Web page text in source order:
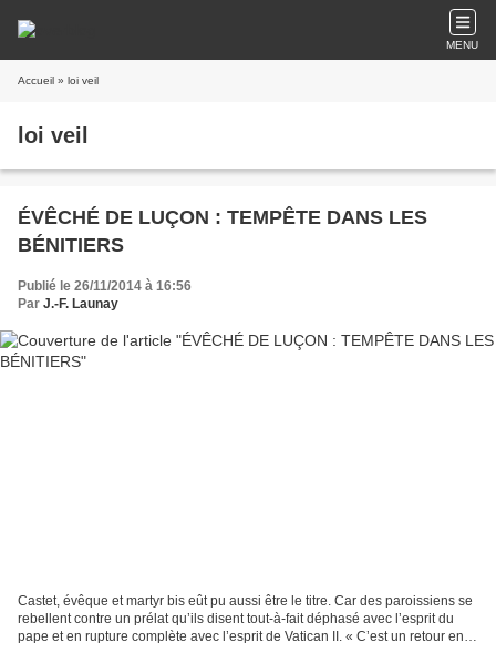
MENU
Accueil » loi veil
loi veil
ÉVÊCHÉ DE LUÇON : TEMPÊTE DANS LES
BÉNITIERS
Publié le 26/11/2014 à 16:56
Par J.-F. Launay
Castet, évêque et martyr bis eût pu aussi être le titre. Car des paroissiens se
rebellent contre un prélat qu’ils disent tout-à-fait déphasé avec l’esprit du
pape et en rupture complète avec l’esprit de Vatican II. « C’est un retour en